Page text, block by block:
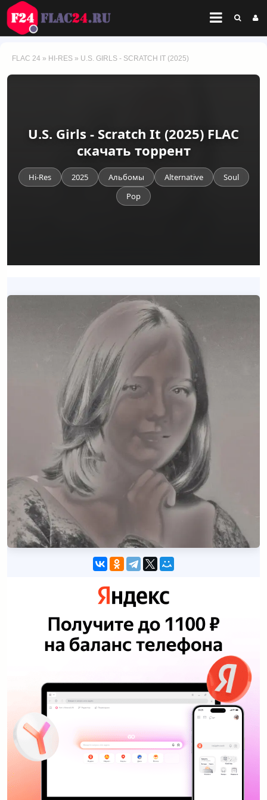
FLAC 24 » HI-RES » U.S. GIRLS - SCRATCH IT (2025)
U.S. Girls - Scratch It (2025) FLAC
скачать торрент
Hi-Res 2025 Альбомы Alternative
Soul
Pop